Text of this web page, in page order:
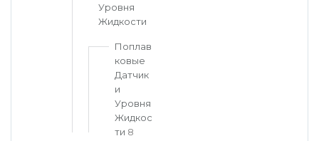
Уровня
Жидкости
Поплав
ковые
Датчик
и
Уровня
Жидкос
ти 8